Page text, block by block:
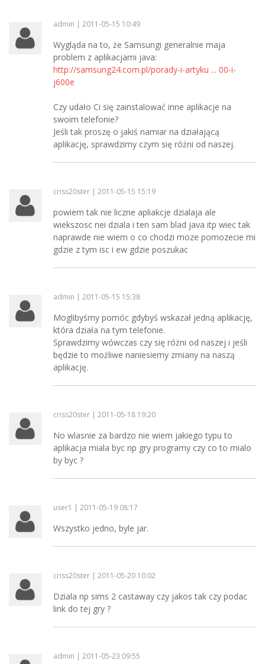
admin | 2011-05-15 10:49
Wygląda na to, że Samsungi generalnie maja
problem z aplikacjami java:
http://samsung24.com.pl/porady-i-artyku ... 00-i-
j600e
Czy udało Ci się zainstalować inne aplikacje na
swoim telefonie?
Jeśli tak proszę o jakiś namiar na działającą
aplikację, sprawdzimy czym się różni od naszej.
criss20ster | 2011-05-15 15:19
powiem tak nie liczne apliakcje dzialaja ale
wiekszosc nei dziala i ten sam blad java itp wiec tak
naprawde nie wiem o co chodzi moze pomozecie mi
gdzie z tym isc i ew gdzie poszukac
admin | 2011-05-15 15:38
Moglibyśmy pomóc gdybyś wskazał jedną aplikację,
która działa na tym telefonie.
Sprawdzimy wówczas czy się różni od naszej i jeśli
będzie to możliwe naniesiemy zmiany na naszą
aplikację.
criss20ster | 2011-05-18 19:20
No wlasnie za bardzo nie wiem jakiego typu to
aplikacja miala byc np gry programy czy co to mialo
by byc ?
user1 | 2011-05-19 08:17
Wszystko jedno, byle jar.
criss20ster | 2011-05-20 10:02
Dziala np sims 2 castaway czy jakos tak czy podac
link do tej gry ?
admin | 2011-05-23 09:55